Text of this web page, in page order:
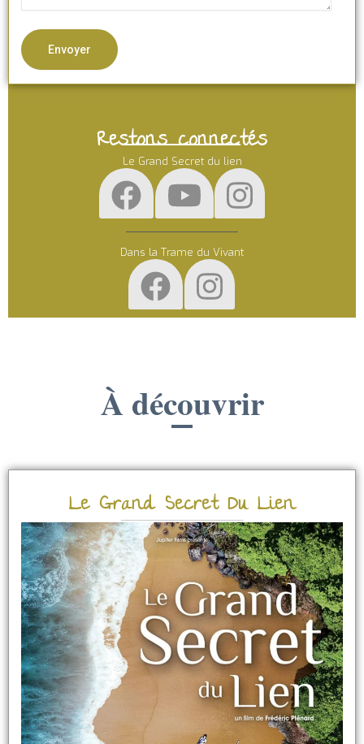
Restons connectés
Le Grand Secret du lien
Dans la Trame du Vivant
À découvrir
Le Grand Secret Du Lien